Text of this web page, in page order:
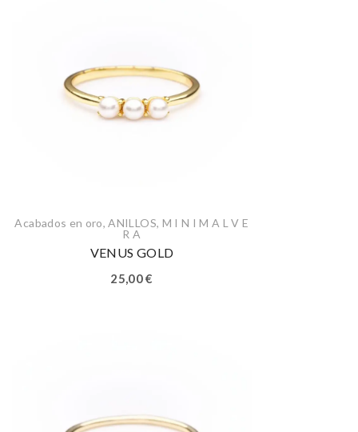
Acabados en oro,ANILLOS, M I N I M A L V E
R A
VENUS GOLD
25,00€